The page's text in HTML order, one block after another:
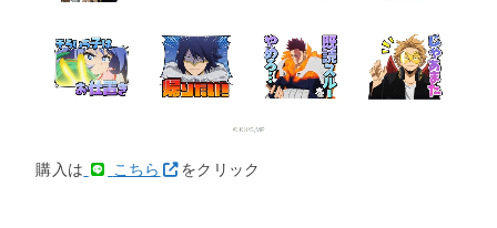
購入は こちら をクリック